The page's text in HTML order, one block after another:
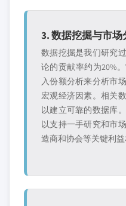
3. 数据挖掘与市场
数据挖掘是我们研究
论的贡献率约为20%
入份额分析来分析市
宏观经济因素。相关
以建立可靠的数据库
以支持一手研究和市
造商和协会等关键利益